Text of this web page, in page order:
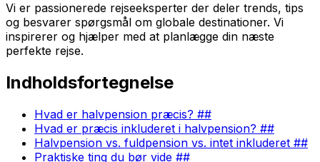
Vi er passionerede rejseeksperter der deler trends, tips
og besvarer spørgsmål om globale destinationer. Vi
inspirerer og hjælper med at planlægge din næste
perfekte rejse.
Indholdsfortegnelse
Hvad er halvpension præcis? ##
Hvad er præcis inkluderet i halvpension? ##
Halvpension vs. fuldpension vs. intet inkluderet ##
Praktiske ting du bør vide ##